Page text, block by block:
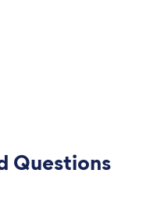
Questions